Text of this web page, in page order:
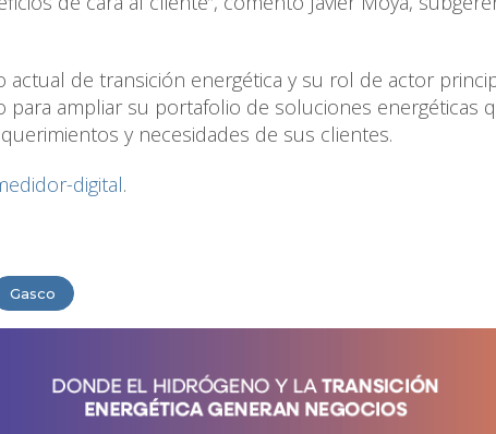
actual de transición energética y su rol de actor
ampliar su portafolio de soluciones energéticas
y necesidades de sus clientes.
digital.
Gasco